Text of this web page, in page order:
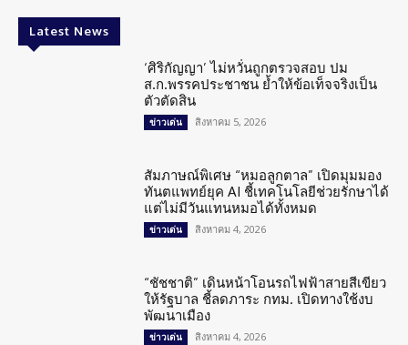
Latest News
‘ศิริกัญญา’ ไม่หวั่นถูกตรวจสอบ ปม
ส.ก.พรรคประชาชน ย้ำให้ข้อเท็จจริงเป็น
ตัวตัดสิน
ข่าวเด่น สิงหาคม 5, 2026
สัมภาษณ์พิเศษ “หมอลูกตาล” เปิดมุมมอง
ทันตแพทย์ยุค AI ชี้เทคโนโลยีช่วยรักษาได้
แต่ไม่มีวันแทนหมอได้ทั้งหมด
ข่าวเด่น สิงหาคม 4, 2026
“ชัชชาติ” เดินหน้าโอนรถไฟฟ้าสายสีเขียว
ให้รัฐบาล ชี้ลดภาระ กทม. เปิดทางใช้งบ
พัฒนาเมือง
ข่าวเด่น สิงหาคม 4, 2026